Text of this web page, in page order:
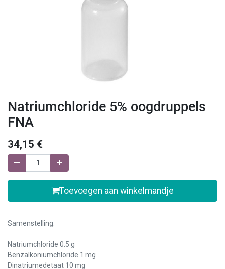
Natriumchloride 5% oogdruppels
FNA
34,15 €
Toevoegen aan winkelmandje
Samenstelling:
Natriumchloride 0.5 g
Benzalkoniumchloride 1 mg
Dinatriumedetaat 10 mg